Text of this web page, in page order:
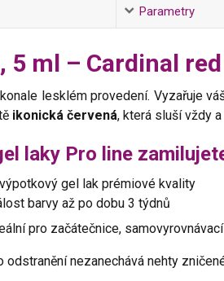
Parametry
5 ml – Cardinal
lesklém provedení. Vyzařuje
ikonická červená, která sluší vždy a
laky Pro line
gel lak prémiové kvality
barvy až po dobu 3 týdnů
pro začátečnice,
odstranění nezanechává nehty